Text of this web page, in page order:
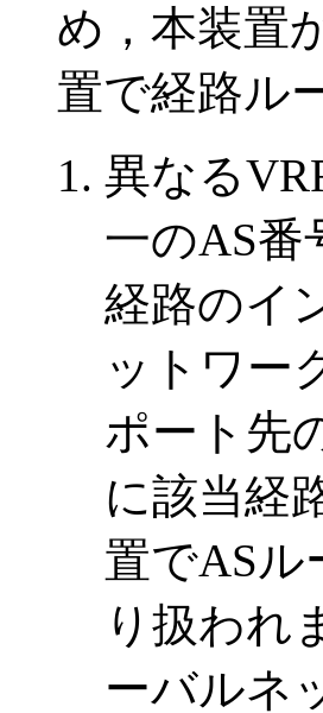
め，本装置
置で経路ル
異なる
一のAS番
経路のイ
ットワー
ポート先
に該当経
置でASル
り扱われ
ーバルネ